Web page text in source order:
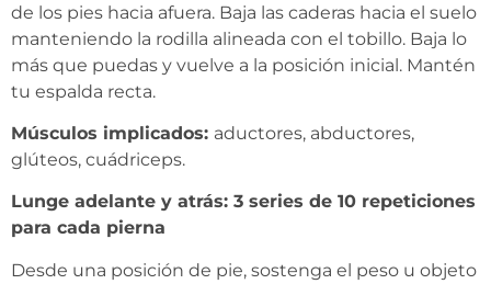
de los pies hacia afuera. Baja las caderas hacia el suelo
manteniendo la rodilla alineada con el tobillo. Baja lo
más que puedas y vuelve a la posición inicial. Mantén
tu espalda recta.
Músculos implicados: aductores, abductores,
glúteos, cuádriceps.
Lunge adelante y atrás: 3 series de 10 repeticiones
para cada pierna
Desde una posición de pie, sostenga el peso u objeto